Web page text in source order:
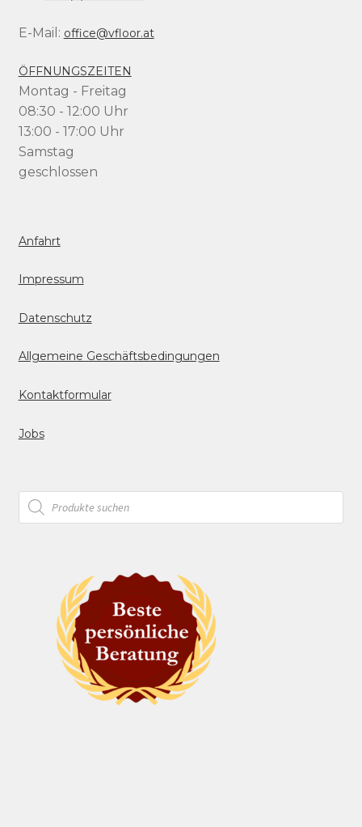
E-Mail: office@vfloor.at
ÖFFNUNGSZEITEN
Montag - Freitag
08:30 - 12:00 Uhr
13:00 - 17:00 Uhr
Samstag
geschlossen
Anfahrt
Impressum
Datenschutz
Allgemeine Geschäftsbedingungen
Kontaktformular
Jobs
Products
search